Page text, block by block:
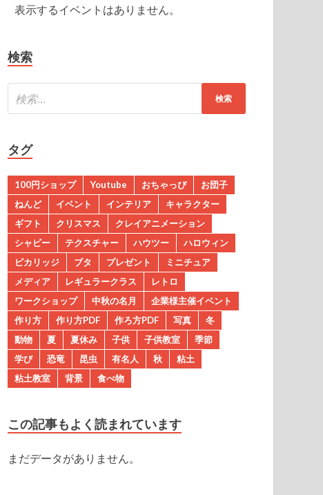
表示するイベントはありません。
検索
タグ
100円ショップ Youtube おちゃっぴ
お団子
ねんど
イベント インテリア
キャラクター
ギフト
クリスマス
クレイアニメーション
シャビー
テクスチャー ハウツー
ハロウィン
ピカリッジ
ブタ プレゼント
ミニチュア
メディア
レギュラークラス
レトロ
ワークショップ
中秋の名月
企業様主催イベント
作り方
作り方PDF 作ろ方PDF 写真
冬
動物
夏 夏休み 子供 子供教室
季節
学び
恐竜 昆虫 有名人 秋
粘土
粘土教室
背景 食べ物
この記事もよく読まれています
まだデータがありません。